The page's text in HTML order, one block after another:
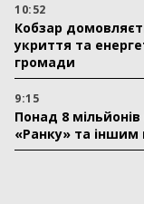
10:52
Кобзар
укриття та
громади
9:15
Понад 8
«Ранку» та